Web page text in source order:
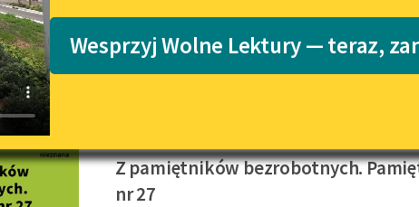
E-kolekcja lektur
Wesprzyj Wolne Lektury — teraz,
Z pamiętników bezrobotnych.
nr 27